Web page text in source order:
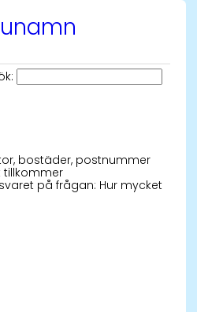
bostäder, postnummer
tillkommer
på frågan: Hur mycket